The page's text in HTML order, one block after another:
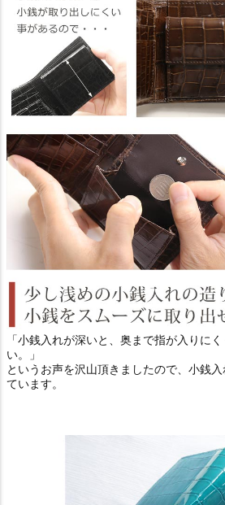
「小銭入れが深いと、奥まで指が入りに
い。」
というお声を沢山頂きましたので、小銭
ています。